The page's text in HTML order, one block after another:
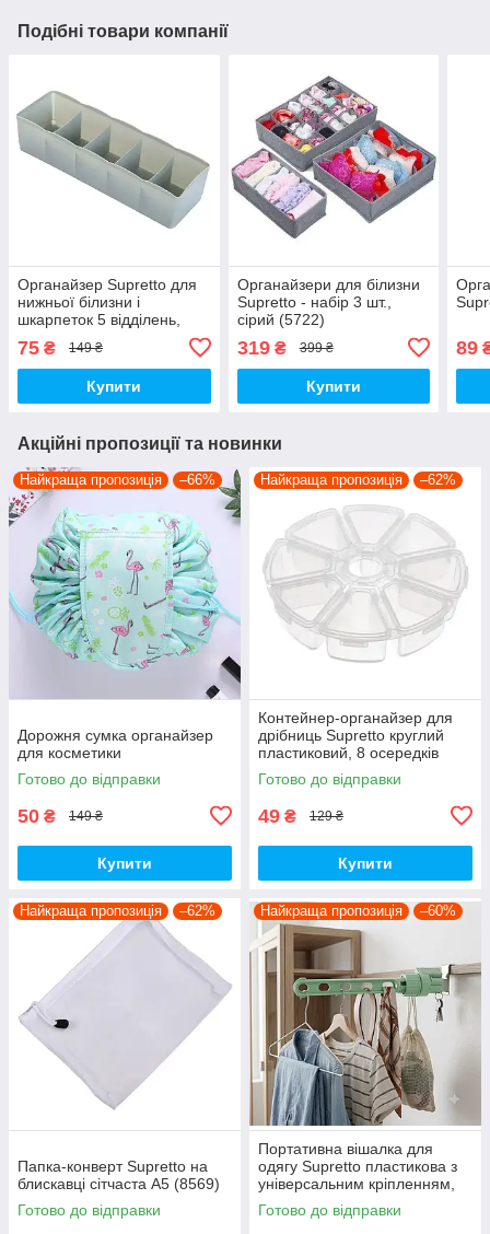
Подібні товари компанії
Органайзер Supretto для
нижньої білизни і
шкарпеток 5 відділень,
75 ₴ 149 ₴
Купити
Органайзери для білизни
Supretto - набір 3 шт.,
сірий (5722)
319₴ 399 ₴
Купити
89
Акційні пропозиції та новинки
Найкраща пропозиція –66%
Дорожня сумка органайзер
для косметики
Готово до відправки
50 ₴ 149 ₴
Купити
Найкраща пропозиція –62%
Контейнер-органайзер для
дрібниць Supretto круглий
пластиковий, 8 осередків
Готово до відправки
49 ₴ 129 ₴
Купити
Найкраща пропозиція –62%
Папка-конверт Supretto на
блискавці сітчаста А5 (8569)
Готово до відправки
Найкраща пропозиція –60%
Портативна вішалка для
одягу Supretto пластикова з
універсальним кріпленням,
м'ятний (Арт. 7121-0002)
Готово до відправки